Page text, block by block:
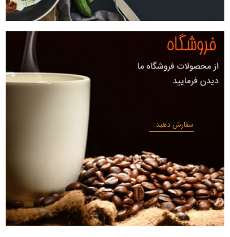
سفارش دهید...